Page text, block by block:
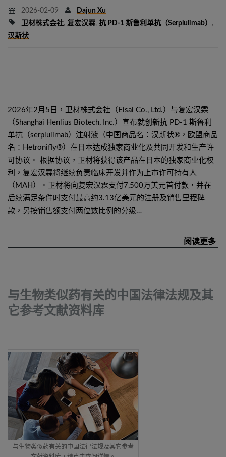
2026-02-09
Dajun Xu
卫材株式会社, 复宏汉霖, 抗 PD-1 斯鲁利单抗（serplulimab）
,
汉斯状
2026年2月5日，卫材株式会社（Eisai Co., Ltd.）与复宏汉霖
（Shanghai Henlius Biotech, Inc.）宣布就创新抗 PD-1 斯鲁利
单抗（serplulimab）注射液（中国商品名：汉斯状®，欧盟商品
名：Hetronifly®）在日本达成独家商业化及共同开发和生产许
可协议。 根据协议，卫材将获得该产品在日本的独家商业化权
利，复宏汉霖将继续负责临床开发并作为上市许可持有人
（MAH）。卫材将向复宏汉霖支付7,500万美元首付款，并在
后续满足条件时支付最高约3.13亿美元的注册及销售里程碑
款，另按销售额支付两位数比例的分级…
与生物类似药有关的中国法律法规及其
它参考文献资料库
与生物类似药有关的中国法律法规及其它参考